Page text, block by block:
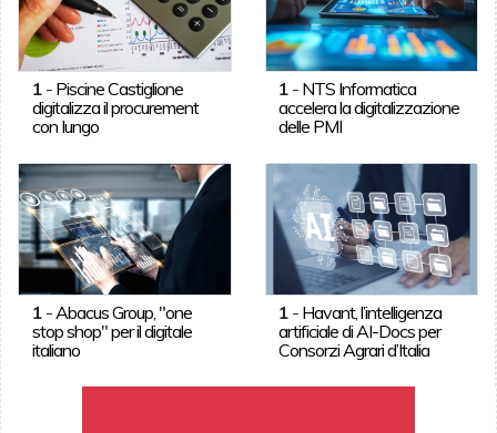
1- Piscine Castiglione
digitalizza il procurement
con Iungo
1 - NTS Informatica
accelera la digitalizzazione
delle PMI
1- Abacus Group, "one
stop shop" per il digitale
italiano
1 - Havant, l’intelligenza
artificiale di AI-Docs per
Consorzi Agrari d’Italia